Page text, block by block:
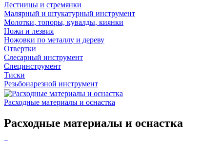
Лестницы и стремянки
Малярный и штукатурный инструмент
Молотки, топоры, кувалды, киянки
Ножи и лезвия
Ножовки по металлу и дереву
Отвертки
Слесарный инструмент
Специнструмент
Тиски
Резьбонарезной инструмент
Расходные материалы и оснастка
Расходные материалы и оснастка